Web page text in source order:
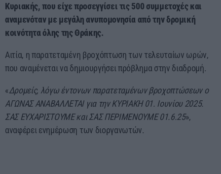
Κυριακής, που είχε προσεγγίσει τις 500 συμμετοχές και
αναμενόταν με μεγάλη ανυπομονησία από την δρομική
κοινότητα όλης της Θράκης.
Αιτία, η παρατεταμένη βροχόπτωση των τελευταίων ωρών,
που αναμένεται να δημιουργήσει πρόβλημα στην διαδρομή.
«Δρομείς, λόγω έντονων παρατεταμένων βροχοπτώσεων ο
ΑΓΩΝΑΣ ΑΝΑΒΑΛΛΕΤΑΙ για την ΚΥΡΙΑΚΗ 01. Ιουνίου 2025.
ΣΑΣ ΕΥΧΑΡΙΣΤΟΥΜΕ και ΣΑΣ ΠΕΡΙΜΕΝΟΥΜΕ 01.6.25»,
αναφέρει ενημέρωση των διοργανωτών.